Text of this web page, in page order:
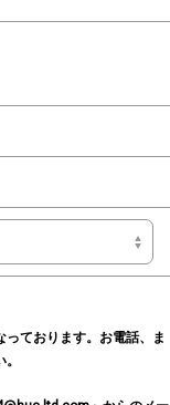
ております。お電話、ま